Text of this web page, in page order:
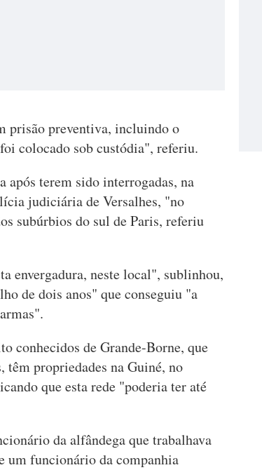
prisão preventiva, incluindo o
colocado sob custódia", referiu.
após terem sido interrogadas, na
judiciária de Versalhes, "no
subúrbios do sul de Paris, referiu
envergadura, neste local", sublinhou,
de dois anos" que conseguiu "a
conhecidos de Grande-Borne, que
propriedades na Guiné, no
que esta rede "poderia ter até
da alfândega que trabalhava
um funcionário da companhia